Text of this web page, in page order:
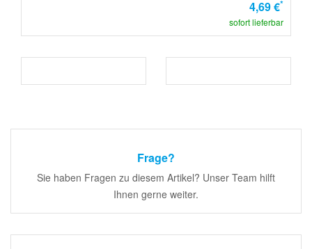
4,69 €*
sofort lieferbar
Frage?
Sie haben Fragen zu diesem Artikel? Unser Team hilft
Ihnen gerne weiter.